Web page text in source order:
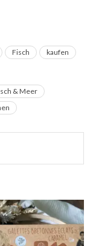
Fisch
kaufen
& Meer